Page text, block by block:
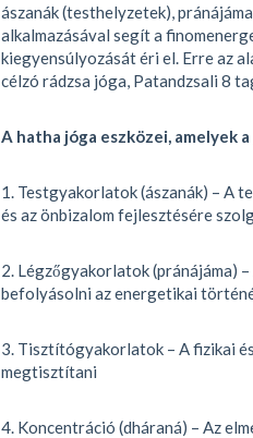
ászanák (testhelyzetek),
alkalmazásával segít a
kiegyensúlyozását éri el. Erre az
célzó rádzsa jóga, Patandzsali 8
A hatha jóga eszközei, amelyek
1. Testgyakorlatok (ászanák) – A
és az önbizalom fejlesztésére
2. Légzőgyakorlatok (pránájáma)
befolyásolni az energetikai
3. Tisztítógyakorlatok – A fizikai
megtisztítani
4. Koncentráció (dháraná) – Az